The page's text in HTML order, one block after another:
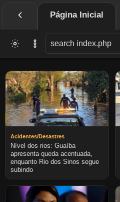
Página Inicial
Acidentes/Desastres
Nível dos rios: Guaíba
apresenta queda acentuada,
enquanto Rio dos Sinos segue
subindo